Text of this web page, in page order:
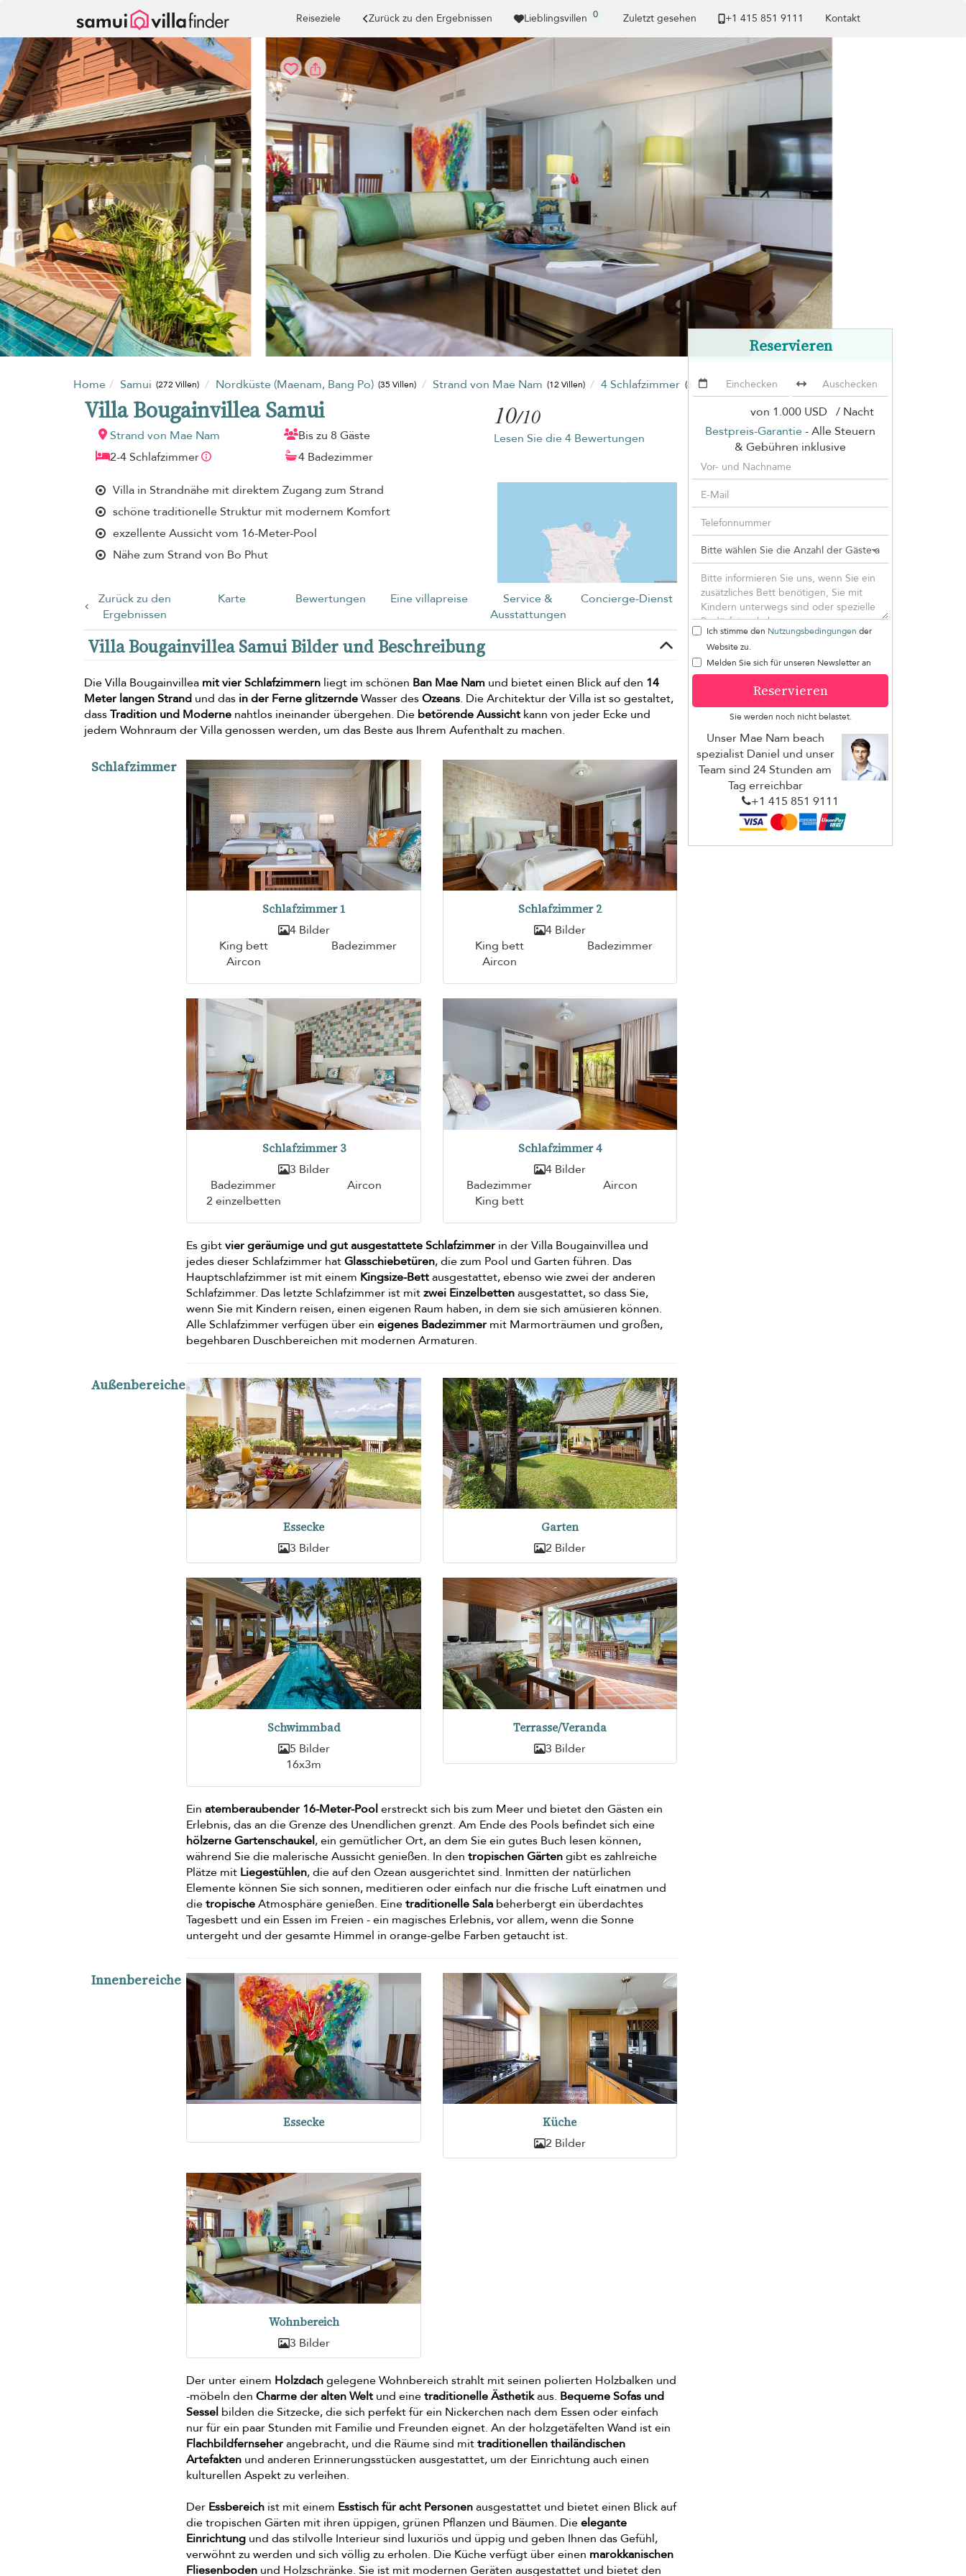
Reiseziele Zurück zu den Ergebnissen Lieblingsvillen 0 Zuletzt gesehen +1 ​415 851 9111 Kontakt
Home Samui (272 Villen) Nordküste (Maenam, Bang Po) (35 Villen) Strand von Mae Nam (12 Villen) 4 Schlafzimmer (8 Villen) Villa Bougainvillea Samui
Villa Bougainvillea Samui
Strand von Mae Nam
Bis zu 8 Gäste
2-4 Schlafzimmer
4 Badezimmer
10/10
Lesen Sie die 4 Bewertungen
Villa in Strandnähe mit direktem Zugang zum Strand
schöne traditionelle Struktur mit modernem Komfort
exzellente Aussicht vom 16-Meter-Pool
Nähe zum Strand von Bo Phut
Zurück zu den
Ergebnissen
Karte Bewertungen Eine villapreise
Service &
Ausstattungen
Concierge-Dienst
Villa Bougainvillea Samui Bilder und Beschreibung
Die Villa Bougainvillea mit vier Schlafzimmern liegt im schönen Ban Mae Nam und bietet einen Blick auf den 14
Meter langen Strand und das in der Ferne glitzerndeWasser desOzeans. Die Architektur der Villa ist so gestaltet,
dassTradition und Moderne nahtlos ineinander übergehen. Die betörende Aussicht kann von jeder Ecke und
jedem Wohnraum der Villa genossen werden, um das Beste aus Ihrem Aufenthalt zu machen.
Schlafzimmer
Schlafzimmer 1
4 Bilder
King bett
Badezimmer
Aircon
Schlafzimmer 2
4 Bilder
King bett
Badezimmer
Aircon
Schlafzimmer 3
3 Bilder
Badezimmer
Aircon
2 einzelbetten
Schlafzimmer 4
4 Bilder
Badezimmer
Aircon
King bett
Es gibtvier geräumige und gut ausgestattete Schlafzimmer in der Villa Bougainvillea und
jedes dieser Schlafzimmer hatGlasschiebetüren, die zum Pool und Garten führen. Das
Hauptschlafzimmer ist mit einem Kingsize-Bettausgestattet, ebenso wie zwei der anderen
Schlafzimmer. Das letzte Schlafzimmer ist mitzwei Einzelbettenausgestattet, so dass Sie,
wenn Sie mit Kindern reisen, einen eigenen Raum haben, in dem sie sich amüsieren können.
Alle Schlafzimmer verfügen über eineigenes Badezimmer mit Marmorträumen und großen,
begehbaren Duschbereichen mit modernen Armaturen.
Außenbereiche
Essecke
3 Bilder
Garten
2 Bilder
Schwimmbad
5 Bilder
16x3m
Terrasse/Veranda
3 Bilder
Einatemberaubender 16-Meter-Poolerstreckt sich bis zum Meer und bietet den Gästen ein
Erlebnis, das an die Grenze des Unendlichen grenzt. Am Ende des Pools befindet sich eine
hölzerne Gartenschaukel, ein gemütlicher Ort, an dem Sie ein gutes Buch lesen können,
während Sie die malerische Aussicht genießen. In dentropischen Gärtengibt es zahlreiche
Plätze mit Liegestühlen, die auf den Ozean ausgerichtet sind. Inmitten der natürlichen
Elemente können Sie sich sonnen, meditieren oder einfach nur die frische Luft einatmen und
dietropischeAtmosphäre genießen. Einetraditionelle Sala beherbergt ein überdachtes
Tagesbett und ein Essen im Freien - ein magisches Erlebnis, vor allem, wenn die Sonne
untergeht und der gesamte Himmel in orange-gelbe Farben getaucht ist.
Innenbereiche
Essecke Küche
2 Bilder
Wohnbereich
3 Bilder
Der unter einem Holzdachgelegene Wohnbereich strahlt mit seinen polierten Holzbalken und
-möbeln denCharme der alten Welt und einetraditionelle Ästhetikaus. Bequeme Sofas und
Sessel bilden die Sitzecke, die sich perfekt für ein Nickerchen nach dem Essen oder einfach
nur für ein paar Stunden mit Familie und Freunden eignet. An der holzgetäfelten Wand ist ein
Flachbildfernseherangebracht, und die Räume sind mittraditionellen thailändischen
Artefakten und anderen Erinnerungsstücken ausgestattet, um der Einrichtung auch einen
kulturellen Aspekt zu verleihen.
Der Essbereich ist mit einem Esstisch für acht Personenausgestattet und bietet einen Blick auf
die tropischen Gärten mit ihren üppigen, grünen Pflanzen und Bäumen. Dieelegante
Einrichtung und das stilvolle Interieur sind luxuriös und üppig und geben Ihnen das Gefühl,
verwöhnt zu werden und sich völlig zu erholen. Die Küche verfügt über einen marokkanischen
Fliesenboden und Holzschränke. Sie ist mit modernen Geräten ausgestattet und bietet den
Reservieren
von 1.000 USD / Nacht
Bestpreis-Garantie - Alle Steuern
& Gebühren inklusive
Ich stimme den Nutzungsbedingungen der
Website zu.
Melden Sie sich für unseren Newsletter an
Reservieren
Sie werden noch nicht belastet.
Unser Mae Nam beach
spezialist Daniel und unser
Team sind 24 Stunden am
Tag erreichbar
+1 ​415 851 9111